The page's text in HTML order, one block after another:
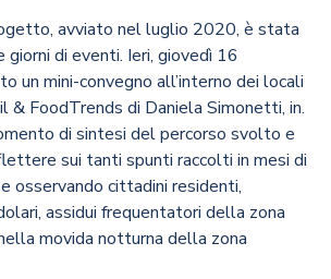
avviato nel luglio 2020, è stata
giorni di eventi. Ieri, giovedì 16
un mini-convegno all’interno dei locali
& FoodTrends di Daniela Simonetti, in.
di sintesi del percorso svolto e
sui tanti spunti raccolti in mesi di
osservando cittadini residenti,
assidui frequentatori della zona
movida notturna della zona